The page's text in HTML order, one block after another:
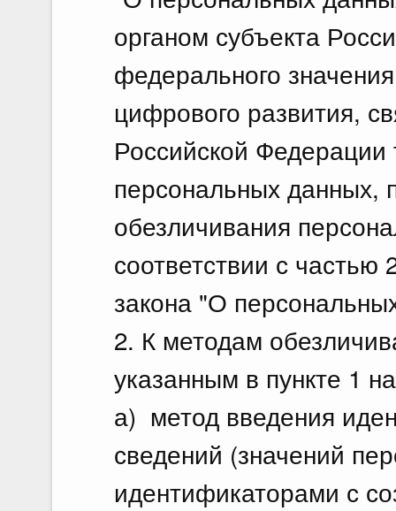
органом субъекта
федерального
цифрового развития,
Российской
персональных данных,
обезличивания
соответствии с частью
закона "О
2. К методам
указанным в пункте 1
а) метод введения
сведений (значений
идентификаторами с